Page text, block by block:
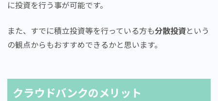
に投資を行う事が可能です。
また、すでに積立投資等を行っている方も分散投資という
の観点からもおすすめできるかと思います。
クラウドバンクのメリット